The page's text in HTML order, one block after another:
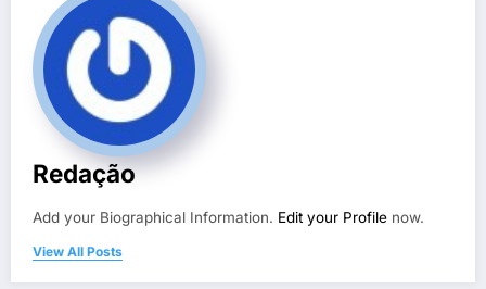
Redação
Add your Biographical Information. Edit your Profile now.
View All Posts